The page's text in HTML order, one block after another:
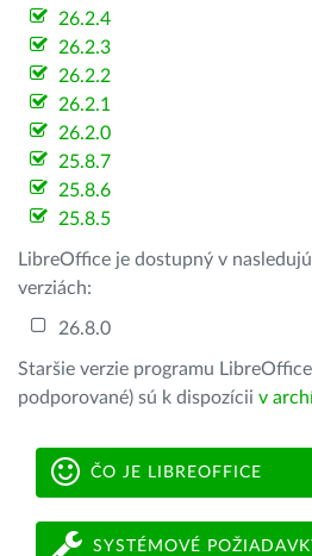
26.2.4
26.2.3
26.2.2
26.2.1
26.2.0
25.8.7
25.8.6
25.8.5
LibreOffice je dostupný v
verziách:
26.8.0
Staršie verzie programu
podporované) sú k dispozícii v
ČO JE LIBREOFFICE
SYSTÉMOVÉ